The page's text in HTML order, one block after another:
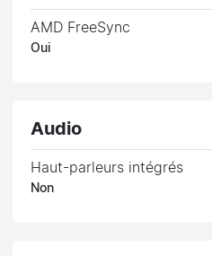
AMD FreeSync
Oui
Audio
Haut-parleurs intégrés
Non